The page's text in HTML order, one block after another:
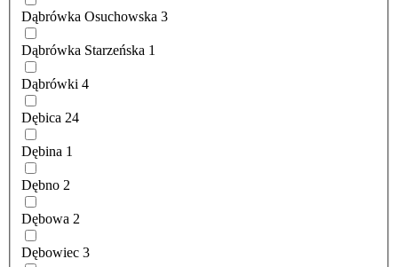
Dąbrówka Osuchowska 3
Dąbrówka Starzeńska 1
Dąbrówki 4
Dębica 24
Dębina 1
Dębno 2
Dębowa 2
Dębowiec 3